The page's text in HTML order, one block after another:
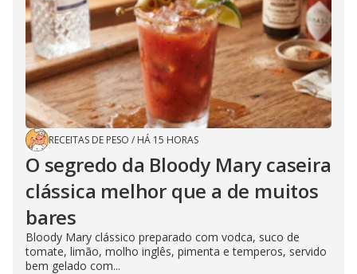
RECEITAS DE PESO / HÁ 15 HORAS
O segredo da Bloody Mary caseira
clássica melhor que a de muitos
bares
Bloody Mary clássico preparado com vodca, suco de
tomate, limão, molho inglês, pimenta e temperos, servido
bem gelado com...